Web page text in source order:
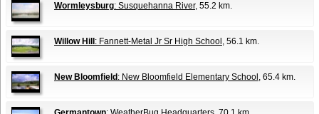
Wormleysburg: Susquehanna River, 55.2 km.
Willow Hill : Fannett-Metal Jr Sr High School , 56.1 km.
New Bloomfield : New Bloomfield Elementary School , 65.4 km.